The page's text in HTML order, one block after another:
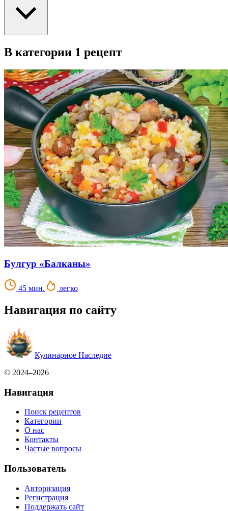
В категории 1 рецепт
Булгур «Балканы»
45 мин. легко
Навигация по сайту
Кулинарное Наследие
© 2024–2026
Навигация
Поиск рецептов
Категории
О нас
Контакты
Частые вопросы
Пользователь
Авторизация
Регистрация
Поддержать сайт